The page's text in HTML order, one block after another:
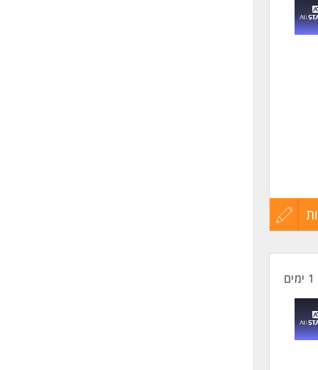
עדכון
1 ימים